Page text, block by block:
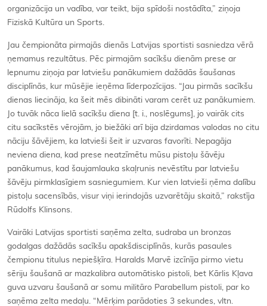
organizācija un vadība, var teikt, bija spīdoši nostādīta,” ziņoja
Fiziskā Kultūra un Sports.
Jau čempionāta pirmajās dienās Latvijas sportisti sasniedza vērā
ņemamus rezultātus. Pēc pirmajām sacīkšu dienām prese ar
lepnumu ziņoja par latviešu panākumiem dažādās šaušanas
disciplīnās, kur mūsējie ieņēma līderpozīcijas. “Jau pirmās sacīkšu
dienas liecināja, ka šeit mēs dibināti varam cerēt uz panākumiem.
Jo tuvāk nāca lielā sacīkšu diena [t. i., noslēgums], jo vairāk cits
citu sacīkstēs vērojām, jo biežāki arī bija dzirdamas valodas no citu
nāciju šāvējiem, ka latvieši šeit ir uzvaras favorīti. Nepagāja
neviena diena, kad prese neatzīmētu mūsu pistoļu šāvēju
panākumus, kad šaujamlauka skaļrunis nevēstītu par latviešu
šāvēju pirmklasīgiem sasniegumiem. Kur vien latvieši ņēma dalību
pistoļu sacensībās, visur viņi ierindojās uzvarētāju skaitā,” rakstīja
Rūdolfs Klinsons.
Vairāki Latvijas sportisti saņēma zelta, sudraba un bronzas
godalgas dažādās sacīkšu apakšdisciplīnās, kurās pasaules
čempionu titulus nepiešķīra. Haralds Marvē izcīnīja pirmo vietu
sēriju šaušanā ar mazkalibra automātisko pistoli, bet Kārlis Kļava
guva uzvaru šaušanā ar somu militāro Parabellum pistoli, par ko
saņēma zelta medaļu. “Mērķim parādoties 3 sekundes, vltn.